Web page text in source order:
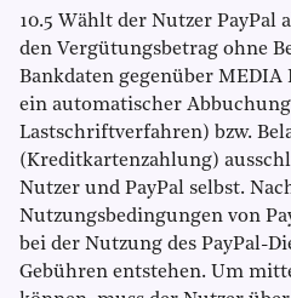
10.5 Wählt der Nutzer PayPal
den Vergütungsbetrag ohne
Bankdaten gegenüber
ein automatischer
Lastschriftverfahren) bzw.
(Kreditkartenzahlung)
Nutzer und PayPal selbst.
Nutzungsbedingungen von
bei der Nutzung des PayPal-
Gebühren entstehen. Um